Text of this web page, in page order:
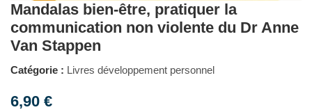
Mandalas bien-être, pratiquer la
communication non violente du Dr Anne
Van Stappen
Catégorie : Livres développement personnel
6,90 €